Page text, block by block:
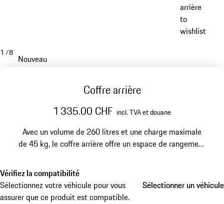
arrière
to
wishlist
1 /8
Nouveau
Coffre arrière
1 335.00 CHF incl. TVA et douane
Avec un volume de 260 litres et une charge maximale
de 45 kg, le coffre arrière offre un espace de rangement
Le coffre arrière ne peut être utilisé qu'en combinaison
avecle porte-vélos arrière Porscheet le dispositif
d'attelage.
Vérifiez la compatibilité
Sélectionnez votre véhicule pour vous
assurer que ce produit est compatible.
Sélectionner un véhicule
Sélectionner un véhicule